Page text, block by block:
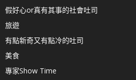
假好心or真有其事的社會吐司
旅遊
有點新奇又有點冷的吐司
美食
專家Show Time